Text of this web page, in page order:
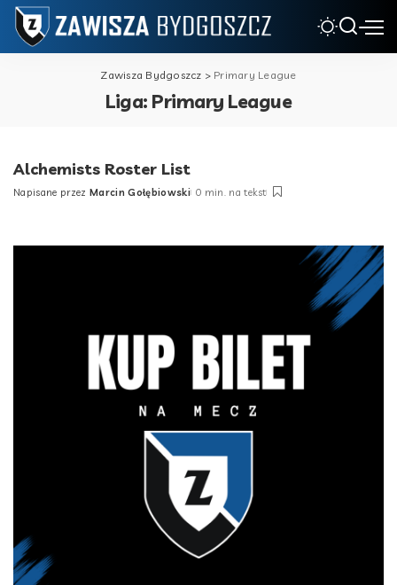
Zawisza Bydgoszcz > Primary League
Liga: Primary League
Alchemists Roster List
Posted
Napisane przez Marcin Gołębiowski 0 min. na tekst